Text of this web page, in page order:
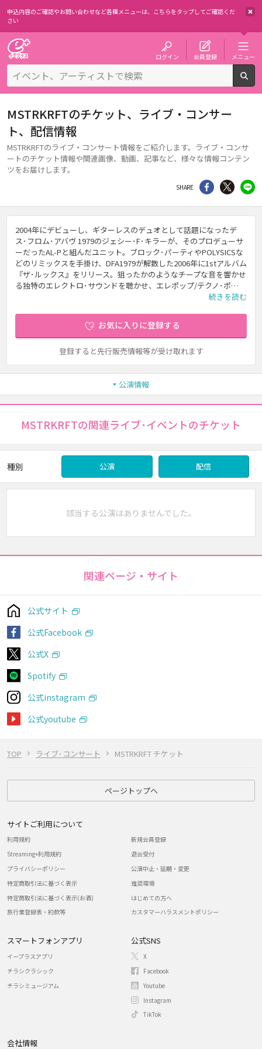
申込内容のご確認やお問い合わせなど各種メニューは、 こちらをタップしてご確認くだ
さい
ログイン 会員登録 メニュー
TOP ライブ･コンサート MSTRKRFT チケット
MSTRKRFTのチケット、ライブ・コンサー
ト、配信情報
MSTRKRFTのライブ・コンサート情報をご紹介します。ライブ・コンサ
ートのチケット情報や関連画像、動画、記事など、様々な情報コンテン
ツをお届けします。
SHARE シェア Twitter
2004年にデビューし、ギターレスのデュオとして話題になったデ
ス･フロム･アバヴ 1979のジェシー･F･キラーが、そのプロデューサ
ーだったAL-Pと組んだユニット。ブロック･パーティやPOLYSICSな
どのリミックスを手掛け、DFA1979が解散した2006年に1stアルバム
『ザ･ルックス』をリリース。狙ったかのようなチープな音を響かせ
る独特のエレクトロ･サウンドを聴かせ、エレポップ/テクノ･ポ…
続きを読む
お気に入りに登録する
登録すると先行販売情報等が受け取れます
公演情報
MSTRKRFTの関連ライブ･イベントのチケット
種別 公演 配信
該当する公演はありませんでした。
関連ページ・サイト
公式サイト
公式Facebook
公式X
Spotify
公式instagram
公式youtube
ページトップへ
サイトご利用について
利用規約
Streaming+利用規約
プライバシーポリシー
特定商取引法に基づく表示
特定商取引法に基づく表示(お酒)
旅行業登録表・約款等
新規会員登録
退会受付
公演中止・延期・変更
推奨環境
はじめての方へ
カスタマーハラスメントポリシー
スマートフォンアプリ
イープラスアプリ
チラシクラシック
チラシミュージアム
公式SNS
X
Facebook
Youtube
Instagram
TikTok
会社情報